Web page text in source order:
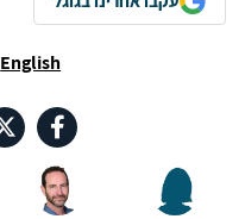
English